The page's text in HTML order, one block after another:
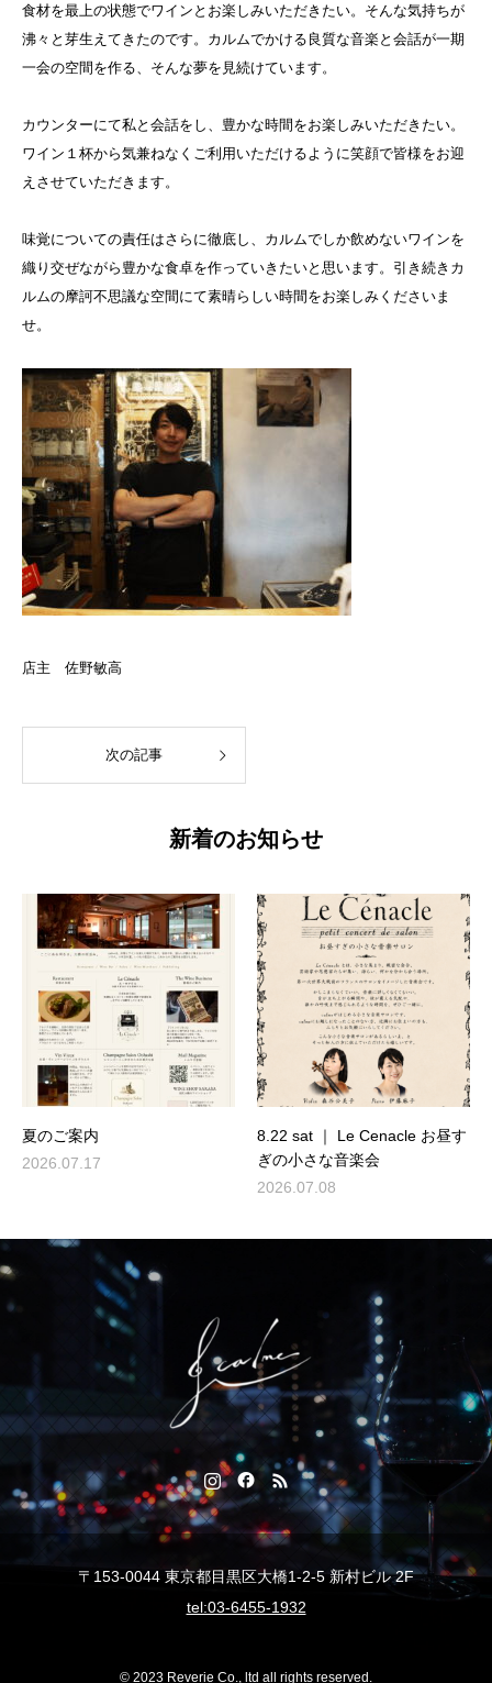
食材を最上の状態でワインとお楽しみいただきたい。そんな気持ちが
沸々と芽生えてきたのです。カルムでかける良質な音楽と会話が一期
一会の空間を作る、そんな夢を見続けています。
カウンターにて私と会話をし、豊かな時間をお楽しみいただきたい。
ワイン１杯から気兼ねなくご利用いただけるように笑顔で皆様をお迎
えさせていただきます。
味覚についての責任はさらに徹底し、カルムでしか飲めないワインを
織り交ぜながら豊かな食卓を作っていきたいと思います。引き続きカ
ルムの摩訶不思議な空間にて素晴らしい時間をお楽しみくださいま
せ。
店主 佐野敏高
次の記事
新着のお知らせ
夏のご案内
2026.07.17
8.22 sat ｜ Le Cenacle お昼す
ぎの小さな音楽会
2026.07.08
〒153-0044 東京都目黒区大橋1-2-5 新村ビル 2F
tel:03-6455-1932
© 2023 Reverie Co., ltd all rights reserved.